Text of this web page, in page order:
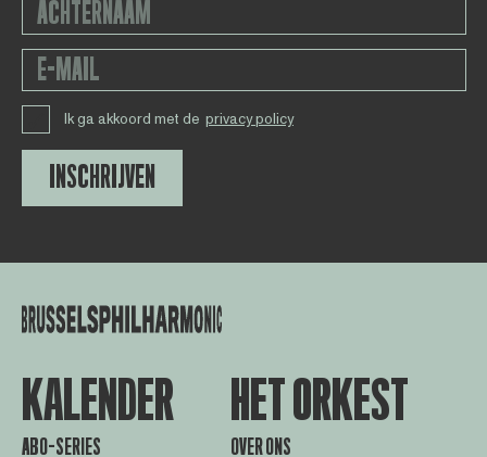
Ik ga akkoord met de privacy policy
INSCHRIJVEN
KALENDER
ABO-SERIES
HET ORKEST
OVER ONS